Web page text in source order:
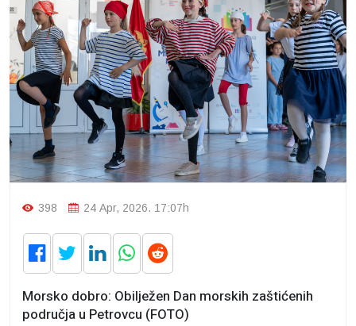
398 24 Apr, 2026. 17:07h
Morsko dobro: Obilježen Dan morskih zaštićenih
područja u Petrovcu (FOTO)